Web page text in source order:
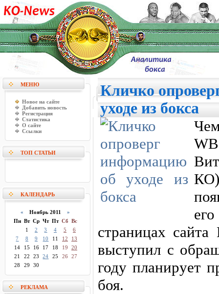
МЕНЮ
Новое на сайте
Добавить новость
Регистрация
Статистика
О сайте
Ссылки
ТОП СТАТЬИ
КАЛЕНДАРЬ
« Ноябрь 2011»
Пн Вт Ср Чт Пт Сб Вс
1
2 3 4 5
6
7
8 9 10 11 12
13
14
15 16 17 18 19
20
21
22 23 24 25 26 27
28
29 30
РЕКЛАМА
Кличко
уходе из бокса
страницах
выступил с
году планирует
боя.